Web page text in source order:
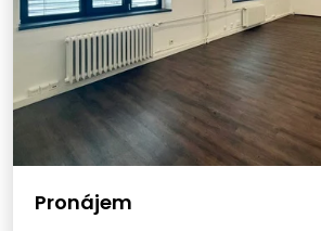
Pronájem